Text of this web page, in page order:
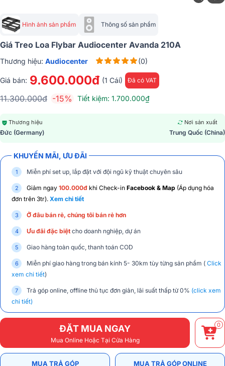
Hình ảnh sản phẩm Thông số sản phẩm
Giá Treo Loa Flybar Audiocenter Avanda 210A
Thương hiệu: Audiocenter (0)
Giá bán: 9.600.000đ (1 Cái) Đã có VAT
11.300.000đ -15% Tiết kiệm: 1.700.000₫
Thương hiệu
Đức (Germany)
Nơi sản xuất
Trung Quốc (China)
KHUYẾN MÃI, ƯU ĐÃI
Miễn phí set up, lắp đặt với đội ngũ kỹ thuật chuyên sâu
Giảm ngay 100.000đ khi Check-in Facebook & Map (Áp dụng hóa
đơn trên 3tr). Xem chi tiết
Ở đâu bán rẻ, chúng tôi bán rẻ hơn
Ưu đãi đặc biệt cho doanh nghiệp, dự án
Giao hàng toàn quốc, thanh toán COD
Miễn phí giao hàng trong bán kính 5- 30km tùy từng sản phẩm ( Click
xem chi tiết)
Trả góp online, offline thủ tục đơn giản, lãi suất thấp từ 0% (click xem
chi tiết)
ĐẶT MUA NGAY
Mua Online Hoặc Tại Cửa Hàng
0
MUA TRẢ GÓP MUA TRẢ GÓP ONLINE